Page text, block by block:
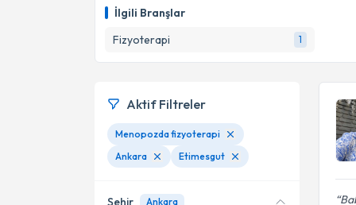
İlgili Branşlar
Fizyoterapi
1
Aktif Filtreler
Menopozda fizyoterapi
Ankara
Etimesgut
Şehir Ankara